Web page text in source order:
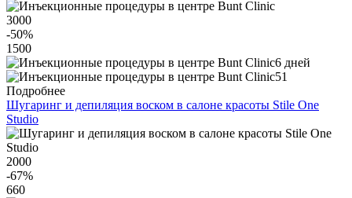
3000
-50%
1500
6 дней
51
Подробнее
Шугаринг и депиляция воском в салоне красоты Stile One
Studio
2000
-67%
660